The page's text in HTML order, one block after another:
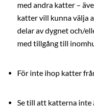
med andra katter –
katter vill kunna välja
delar av dygnet och/
med tillgång till
För inte ihop katter
Se till att katterna inte